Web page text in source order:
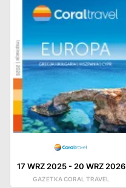
17 WRZ 2025- 20 WRZ 2026
GAZETKA CORAL TRAVEL